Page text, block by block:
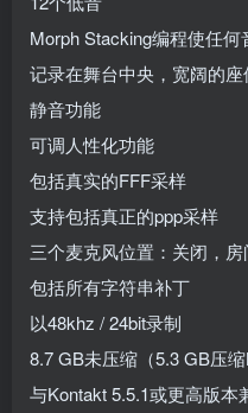
Morph Stacking编程使任
记录在舞台中央，宽阔的座
静音功能
可调人性化功能
包括真实的FFF采样
支持包括真正的ppp采样
三个麦克风位置：关闭，房
包括所有字符串补丁
以48khz / 24bit录制
8.7 GB未压缩（5.3 GB压缩
与Kontakt 5.5.1或更高版本